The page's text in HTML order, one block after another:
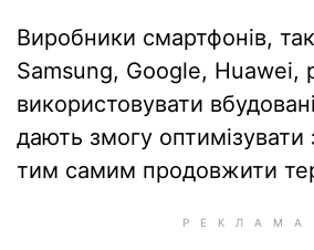
Виробники смартфонів,
Samsung, Google, Huawei,
використовувати
дають змогу оптимізувати
тим самим продовжити